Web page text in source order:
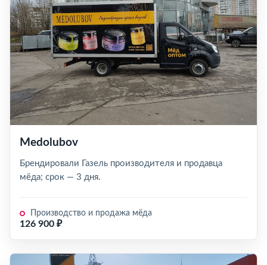
Medolubov
Брендировали Газель производителя и продавца
мёда; срок — 3 дня.
Производство и продажа мёда
126 900 ₽